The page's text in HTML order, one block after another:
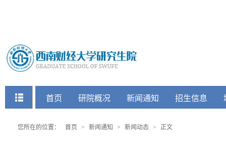
快捷菜单
首页 研院概况 新闻通知 招生信息
您所在的位置： 首页 > 新闻通知 > 新闻动态 > 正文